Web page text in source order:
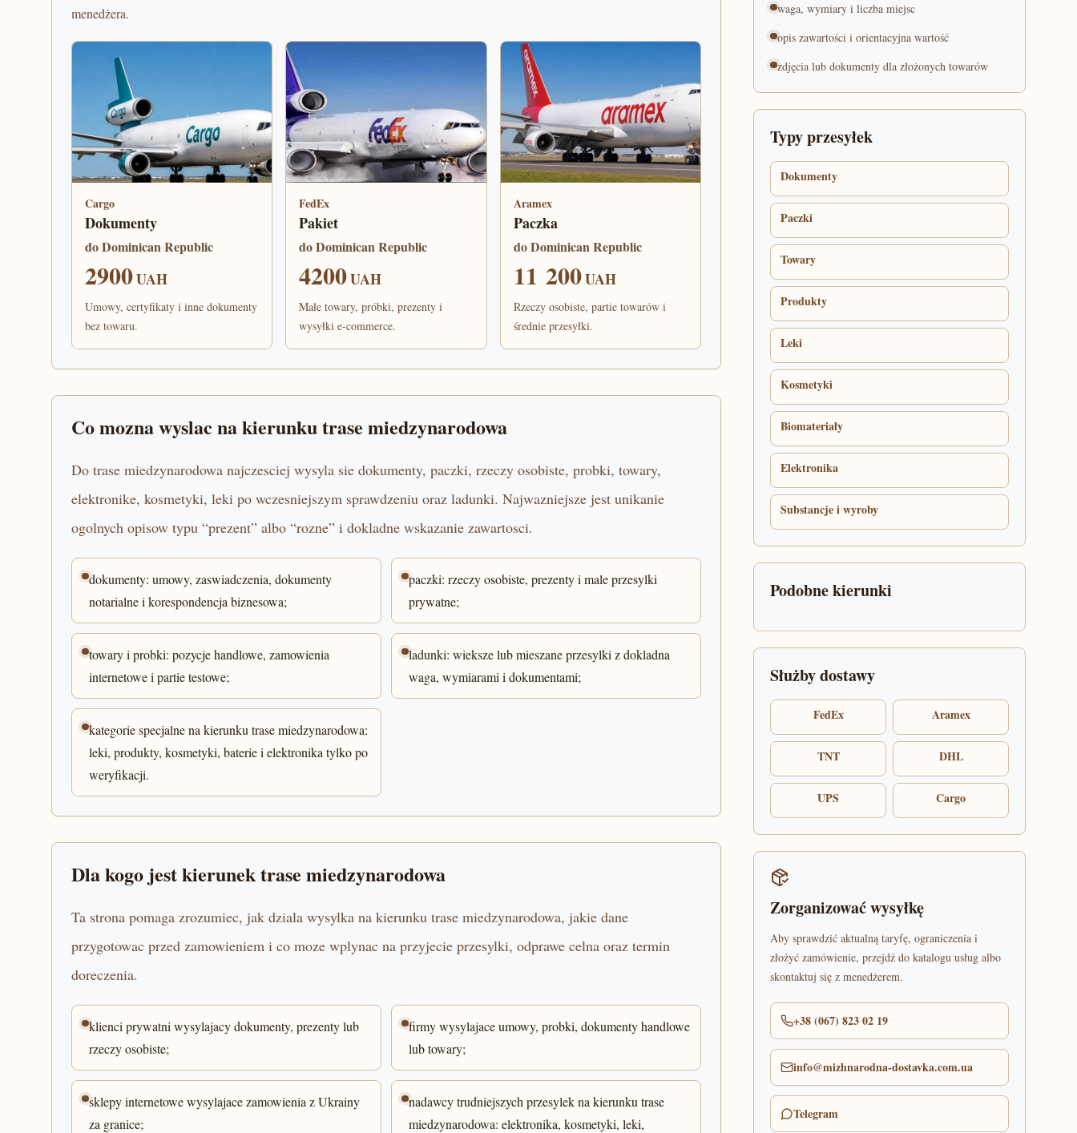
menedżera.
Cargo
Dokumenty
do Dominican Republic
2900UAH
Umowy, certyfikaty i inne dokumenty
bez towaru.
FedEx
Pakiet
do Dominican Republic
4200UAH
Małe towary, próbki, prezenty i
wysyłki e-commerce.
Aramex
Paczka
do Dominican Republic
11 200UAH
Rzeczy osobiste, partie towarów i
średnie przesyłki.
Co mozna wyslac na kierunku trase miedzynarodowa
Do trase miedzynarodowa najczesciej wysyla sie dokumenty, paczki, rzeczy osobiste, probki, towary,
elektronike, kosmetyki, leki po wczesniejszym sprawdzeniu oraz ladunki. Najwazniejsze jest unikanie
ogolnych opisow typu “prezent” albo “rozne” i dokladne wskazanie zawartosci.
dokumenty: umowy, zaswiadczenia, dokumenty
notarialne i korespondencja biznesowa;
paczki: rzeczy osobiste, prezenty i male przesylki
prywatne;
towary i probki: pozycje handlowe, zamowienia
internetowe i partie testowe;
ladunki: wieksze lub mieszane przesylki z dokladna
waga, wymiarami i dokumentami;
kategorie specjalne na kierunku trase miedzynarodowa:
leki, produkty, kosmetyki, baterie i elektronika tylko po
weryfikacji.
Dla kogo jest kierunek trase miedzynarodowa
Ta strona pomaga zrozumiec, jak dziala wysylka na kierunku trase miedzynarodowa, jakie dane
przygotowac przed zamowieniem i co moze wplynac na przyjecie przesylki, odprawe celna oraz termin
doreczenia.
klienci prywatni wysylajacy dokumenty, prezenty lub
rzeczy osobiste;
firmy wysylajace umowy, probki, dokumenty handlowe
lub towary;
sklepy internetowe wysylajace zamowienia z Ukrainy
za granice;
nadawcy trudniejszych przesylek na kierunku trase
miedzynarodowa: elektronika, kosmetyki, leki,
waga, wymiary i liczba miejsc
opis zawartości i orientacyjna wartość
zdjęcia lub dokumenty dla złożonych towarów
Typy przesyłek
Dokumenty
Paczki
Towary
Produkty
Leki
Kosmetyki
Biomateriały
Elektronika
Substancje i wyroby
Podobne kierunki
Służby dostawy
FedEx Aramex
TNT DHL
UPS Cargo
Zorganizować wysyłkę
Aby sprawdzić aktualną taryfę, ograniczenia i
złożyć zamówienie, przejdź do katalogu usług albo
skontaktuj się z menedżerem.
+38 (067) 823 02 19
info@mizhnarodna-dostavka.com.ua
Telegram